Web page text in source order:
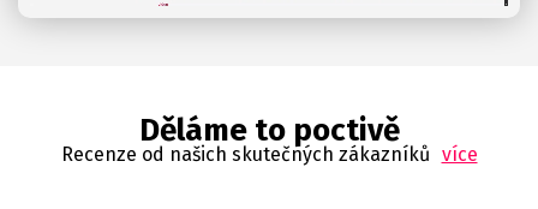
Děláme to poctivě
Recenze od našich skutečných zákazníků více